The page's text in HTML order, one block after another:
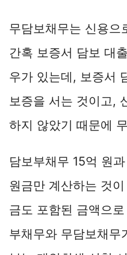
무담보채무는 신용으
간혹 보증서 담보 대
우가 있는데, 보증서
보증을 서는 것이고,
하지 않았기 때문에
담보부채무 15억 원
원금만 계산하는 것
금도 포함된 금액으
부채무와 무담보채무